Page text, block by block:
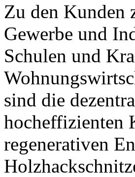
Zu den Kunden
Gewerbe und
Schulen und
sind die
hocheffizienten
regenerativen